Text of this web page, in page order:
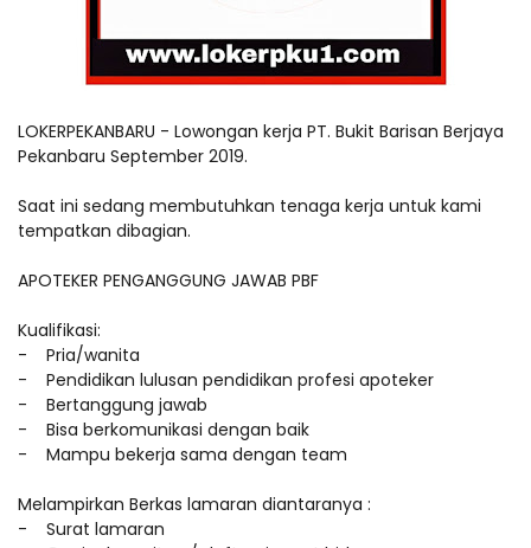
LOKERPEKANBARU - Lowongan kerja PT. Bukit Barisan Berjaya
Pekanbaru September 2019.
Saat ini sedang membutuhkan tenaga kerja untuk kami
tempatkan dibagian.
APOTEKER PENGANGGUNG JAWAB PBF
Kualifikasi:
- Pria/wanita
- Pendidikan lulusan pendidikan profesi apoteker
- Bertanggung jawab
- Bisa berkomunikasi dengan baik
- Mampu bekerja sama dengan team
Melampirkan Berkas lamaran diantaranya :
- Surat lamaran